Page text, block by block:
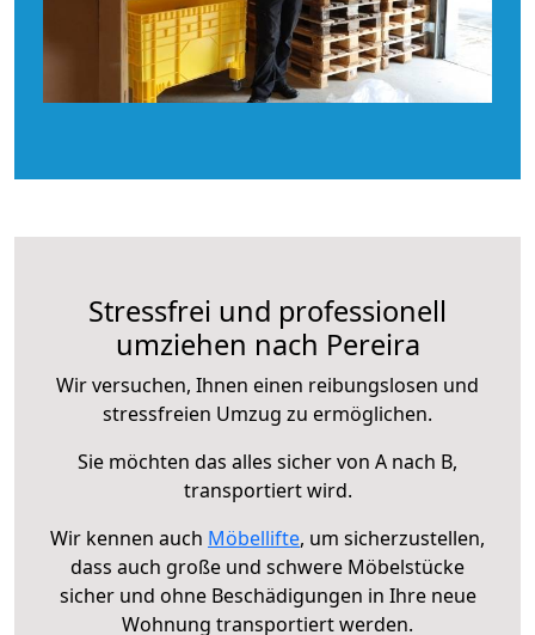
Stressfrei und professionell
umziehen nach Pereira
Wir versuchen, Ihnen einen reibungslosen und
stressfreien Umzug zu ermöglichen.
Sie möchten das alles sicher von A nach B,
transportiert wird.
Wir kennen auch Möbellifte, um sicherzustellen,
dass auch große und schwere Möbelstücke
sicher und ohne Beschädigungen in Ihre neue
Wohnung transportiert werden.